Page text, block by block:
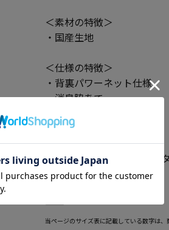
＜素材の特徴＞
・国産生地
＜仕様の特徴＞
・背裏パワーネット仕様
・消臭脇あて
・替えパンツ付
＜機能性の特徴＞
・パンツ：ロングアジャス
・消臭加工
―――――――――――――――――――――――
当ページのサイズ表に記載している数字は